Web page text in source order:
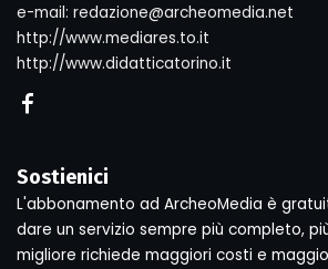
e-mail: redazione@archeomedia.net
http://www.mediares.to.it
http://www.didatticatorino.it
Sostienici
L'abbonamento ad ArcheoMedia è
dare un servizio sempre più completo,
migliore richiede maggiori costi e